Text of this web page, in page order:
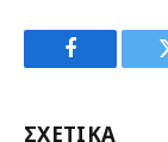
Facebook
ΣΧΕΤΙΚΑ